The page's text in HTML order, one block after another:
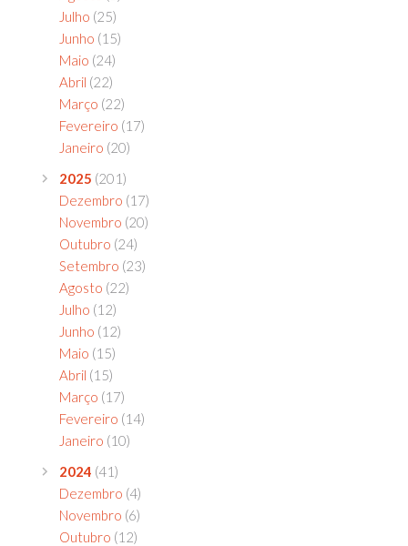
Julho (25)
Junho (15)
Maio (24)
Abril (22)
Março (22)
Fevereiro (17)
Janeiro (20)
2025 (201)
Dezembro (17)
Novembro (20)
Outubro (24)
Setembro (23)
Agosto (22)
Julho (12)
Junho (12)
Maio (15)
Abril (15)
Março (17)
Fevereiro (14)
Janeiro (10)
2024 (41)
Dezembro (4)
Novembro (6)
Outubro (12)